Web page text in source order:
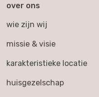
over ons
wie zijn wij
missie & visie
karakteristieke locatie
huisgezelschap